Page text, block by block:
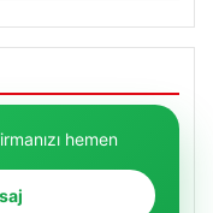
hemen